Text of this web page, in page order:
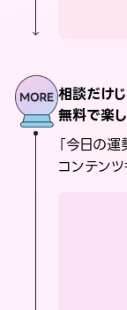
相談だけじ
無料で楽
「今日の
コンテンツ